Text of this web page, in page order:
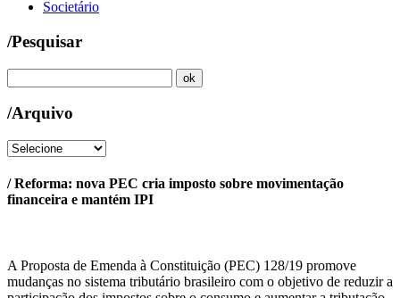
Societário
/Pesquisar
/Arquivo
/ Reforma: nova PEC cria imposto sobre movimentação
financeira e mantém IPI
A Proposta de Emenda à Constituição (PEC) 128/19 promove
mudanças no sistema tributário brasileiro com o objetivo de reduzir a